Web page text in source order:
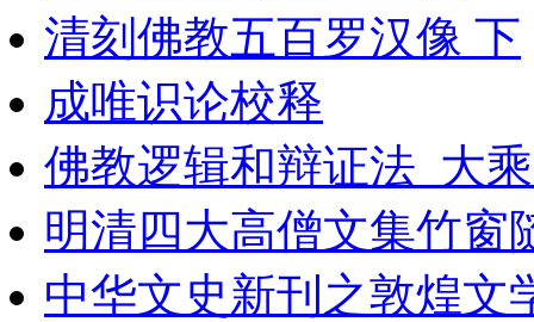
清刻佛教五百罗汉像 下
成唯识论校释
佛教逻辑和辩证法_大
明清四大高僧文集竹窗
中华文史新刊之敦煌文